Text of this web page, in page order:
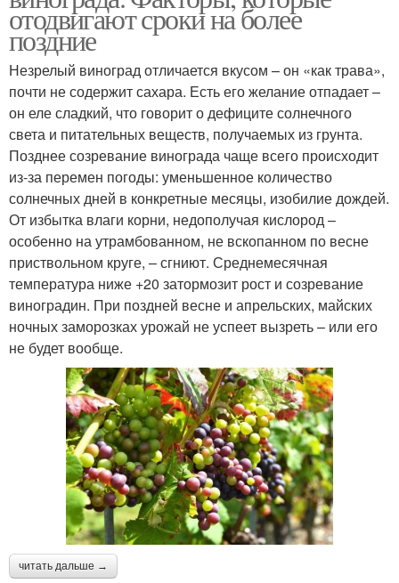
отодвигают сроки на более
поздние
Незрелый виноград отличается вкусом – он «как трава»,
почти не содержит сахара. Есть его желание отпадает –
он еле сладкий, что говорит о дефиците солнечного
света и питательных веществ, получаемых из грунта.
Позднее созревание винограда чаще всего происходит
из-за перемен погоды: уменьшенное количество
солнечных дней в конкретные месяцы, изобилие дождей.
От избытка влаги корни, недополучая кислород –
особенно на утрамбованном, не вскопанном по весне
приствольном круге, – сгниют. Среднемесячная
температура ниже +20 затормозит рост и созревание
виноградин. При поздней весне и апрельских, майских
ночных заморозках урожай не успеет вызреть – или его
не будет вообще.
читать дальше →